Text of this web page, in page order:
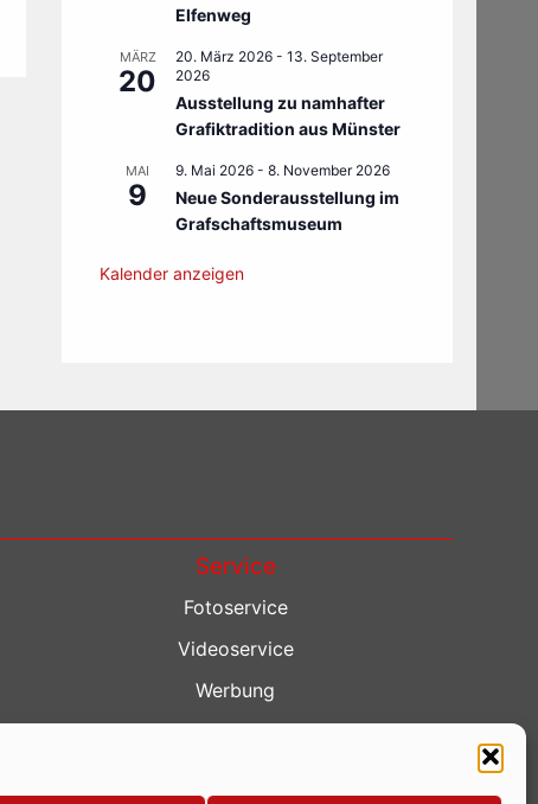
Elfenweg
MÄRZ
20
20. März 2026 - 13. September
2026
Ausstellung zu namhafter
Grafiktradition aus Münster
MAI
9
9. Mai 2026 - 8. November 2026
Neue Sonderausstellung im
Grafschaftsmuseum
Kalender anzeigen
Service
Fotoservice
Videoservice
Werbung